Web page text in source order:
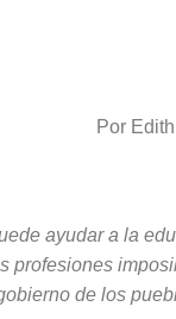
Por
ayudar a la
profesiones
de los